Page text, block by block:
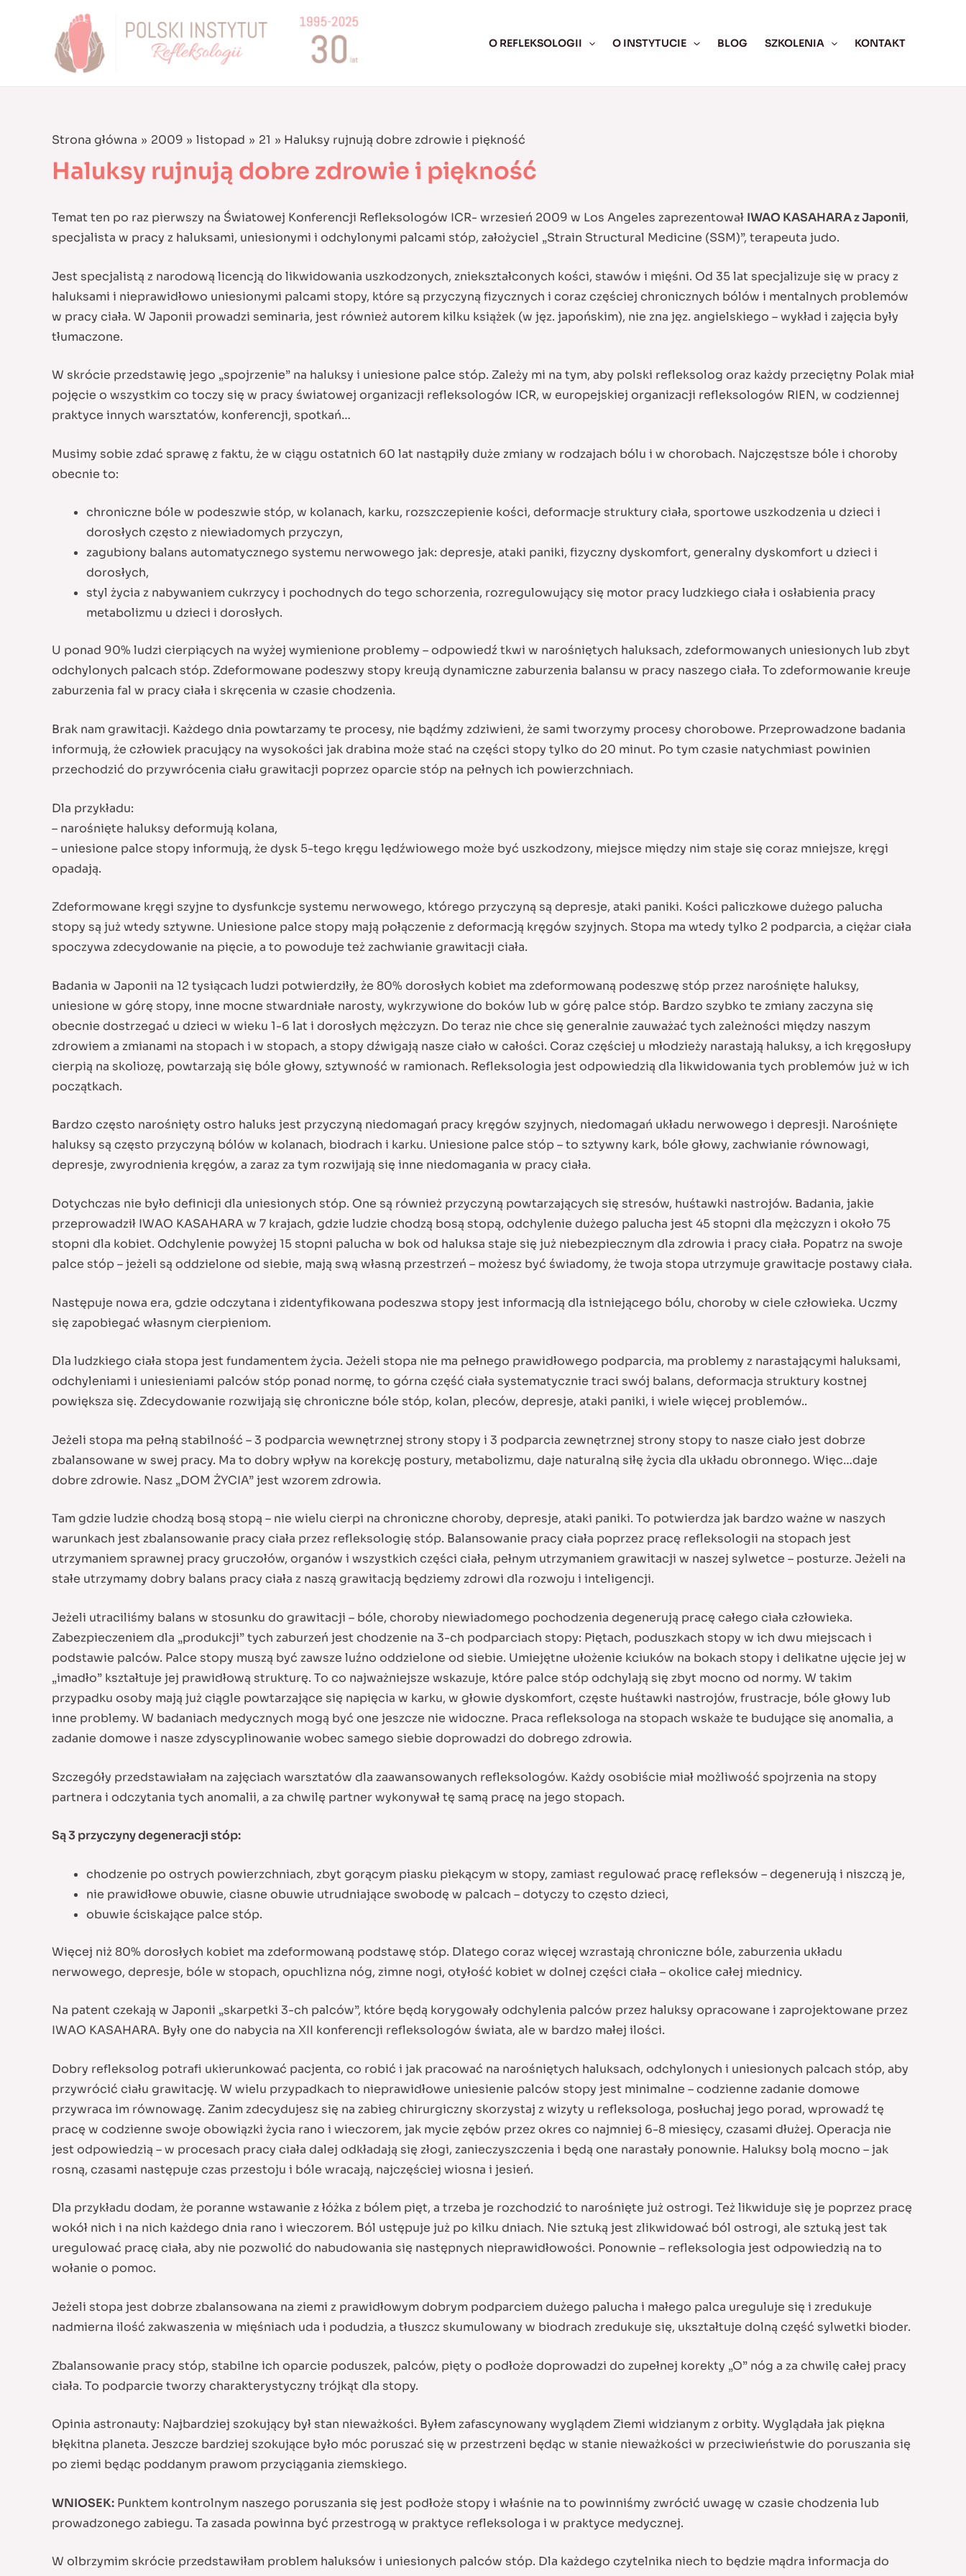
O REFLEKSOLOGII O INSTYTUCIE BLOG SZKOLENIA KONTAKT
Strona główna 2009 listopad 21 Haluksy rujnują dobre zdrowie i piękność
Haluksy rujnują dobre zdrowie i piękność
Temat ten po raz pierwszy na Światowej Konferencji Refleksologów ICR- wrzesień 2009 w Los Angeles zaprezentował IWAO KASAHARA z Japonii,
specjalista w pracy z haluksami, uniesionymi i odchylonymi palcami stóp, założyciel „Strain Structural Medicine (SSM)”, terapeuta judo.
Jest specjalistą z narodową licencją do likwidowania uszkodzonych, zniekształconych kości, stawów i mięśni. Od 35 lat specjalizuje się w pracy z
haluksami i nieprawidłowo uniesionymi palcami stopy, które są przyczyną fizycznych i coraz częściej chronicznych bólów i mentalnych problemów
w pracy ciała. W Japonii prowadzi seminaria, jest również autorem kilku książek (w jęz. japońskim), nie zna jęz. angielskiego – wykład i zajęcia były
tłumaczone.
W skrócie przedstawię jego „spojrzenie” na haluksy i uniesione palce stóp. Zależy mi na tym, aby polski refleksolog oraz każdy przeciętny Polak miał
pojęcie o wszystkim co toczy się w pracy światowej organizacji refleksologów ICR, w europejskiej organizacji refleksologów RIEN, w codziennej
praktyce innych warsztatów, konferencji, spotkań…
Musimy sobie zdać sprawę z faktu, że w ciągu ostatnich 60 lat nastąpiły duże zmiany w rodzajach bólu i w chorobach. Najczęstsze bóle i choroby
obecnie to:
chroniczne bóle w podeszwie stóp, w kolanach, karku, rozszczepienie kości, deformacje struktury ciała, sportowe uszkodzenia u dzieci i
dorosłych często z niewiadomych przyczyn,
zagubiony balans automatycznego systemu nerwowego jak: depresje, ataki paniki, fizyczny dyskomfort, generalny dyskomfort u dzieci i
dorosłych,
styl życia z nabywaniem cukrzycy i pochodnych do tego schorzenia, rozregulowujący się motor pracy ludzkiego ciała i osłabienia pracy
metabolizmu u dzieci i dorosłych.
U ponad 90% ludzi cierpiących na wyżej wymienione problemy – odpowiedź tkwi w narośniętych haluksach, zdeformowanych uniesionych lub zbyt
odchylonych palcach stóp. Zdeformowane podeszwy stopy kreują dynamiczne zaburzenia balansu w pracy naszego ciała. To zdeformowanie kreuje
zaburzenia fal w pracy ciała i skręcenia w czasie chodzenia.
Brak nam grawitacji. Każdego dnia powtarzamy te procesy, nie bądźmy zdziwieni, że sami tworzymy procesy chorobowe. Przeprowadzone badania
informują, że człowiek pracujący na wysokości jak drabina może stać na części stopy tylko do 20 minut. Po tym czasie natychmiast powinien
przechodzić do przywrócenia ciału grawitacji poprzez oparcie stóp na pełnych ich powierzchniach.
Dla przykładu:
– narośnięte haluksy deformują kolana,
– uniesione palce stopy informują, że dysk 5-tego kręgu lędźwiowego może być uszkodzony, miejsce między nim staje się coraz mniejsze, kręgi
opadają.
Zdeformowane kręgi szyjne to dysfunkcje systemu nerwowego, którego przyczyną są depresje, ataki paniki. Kości paliczkowe dużego palucha
stopy są już wtedy sztywne. Uniesione palce stopy mają połączenie z deformacją kręgów szyjnych. Stopa ma wtedy tylko 2 podparcia, a ciężar ciała
spoczywa zdecydowanie na pięcie, a to powoduje też zachwianie grawitacji ciała.
Badania w Japonii na 12 tysiącach ludzi potwierdziły, że 80% dorosłych kobiet ma zdeformowaną podeszwę stóp przez narośnięte haluksy,
uniesione w górę stopy, inne mocne stwardniałe narosty, wykrzywione do boków lub w górę palce stóp. Bardzo szybko te zmiany zaczyna się
obecnie dostrzegać u dzieci w wieku 1-6 lat i dorosłych mężczyzn. Do teraz nie chce się generalnie zauważać tych zależności między naszym
zdrowiem a zmianami na stopach i w stopach, a stopy dźwigają nasze ciało w całości. Coraz częściej u młodzieży narastają haluksy, a ich kręgosłupy
cierpią na skoliozę, powtarzają się bóle głowy, sztywność w ramionach. Refleksologia jest odpowiedzią dla likwidowania tych problemów już w ich
początkach.
Bardzo często narośnięty ostro haluks jest przyczyną niedomagań pracy kręgów szyjnych, niedomagań układu nerwowego i depresji. Narośnięte
haluksy są często przyczyną bólów w kolanach, biodrach i karku. Uniesione palce stóp – to sztywny kark, bóle głowy, zachwianie równowagi,
depresje, zwyrodnienia kręgów, a zaraz za tym rozwijają się inne niedomagania w pracy ciała.
Dotychczas nie było definicji dla uniesionych stóp. One są również przyczyną powtarzających się stresów, huśtawki nastrojów. Badania, jakie
przeprowadził IWAO KASAHARA w 7 krajach, gdzie ludzie chodzą bosą stopą, odchylenie dużego palucha jest 45 stopni dla mężczyzn i około 75
stopni dla kobiet. Odchylenie powyżej 15 stopni palucha w bok od haluksa staje się już niebezpiecznym dla zdrowia i pracy ciała. Popatrz na swoje
palce stóp – jeżeli są oddzielone od siebie, mają swą własną przestrzeń – możesz być świadomy, że twoja stopa utrzymuje grawitacje postawy ciała.
Następuje nowa era, gdzie odczytana i zidentyfikowana podeszwa stopy jest informacją dla istniejącego bólu, choroby w ciele człowieka. Uczmy
się zapobiegać własnym cierpieniom.
Dla ludzkiego ciała stopa jest fundamentem życia. Jeżeli stopa nie ma pełnego prawidłowego podparcia, ma problemy z narastającymi haluksami,
odchyleniami i uniesieniami palców stóp ponad normę, to górna część ciała systematycznie traci swój balans, deformacja struktury kostnej
powiększa się. Zdecydowanie rozwijają się chroniczne bóle stóp, kolan, pleców, depresje, ataki paniki, i wiele więcej problemów..
Jeżeli stopa ma pełną stabilność – 3 podparcia wewnętrznej strony stopy i 3 podparcia zewnętrznej strony stopy to nasze ciało jest dobrze
zbalansowane w swej pracy. Ma to dobry wpływ na korekcję postury, metabolizmu, daje naturalną siłę życia dla układu obronnego. Więc…daje
dobre zdrowie. Nasz „DOM ŻYCIA” jest wzorem zdrowia.
Tam gdzie ludzie chodzą bosą stopą – nie wielu cierpi na chroniczne choroby, depresje, ataki paniki. To potwierdza jak bardzo ważne w naszych
warunkach jest zbalansowanie pracy ciała przez refleksologię stóp. Balansowanie pracy ciała poprzez pracę refleksologii na stopach jest
utrzymaniem sprawnej pracy gruczołów, organów i wszystkich części ciała, pełnym utrzymaniem grawitacji w naszej sylwetce – posturze. Jeżeli na
stałe utrzymamy dobry balans pracy ciała z naszą grawitacją będziemy zdrowi dla rozwoju i inteligencji.
Jeżeli utraciliśmy balans w stosunku do grawitacji – bóle, choroby niewiadomego pochodzenia degenerują pracę całego ciała człowieka.
Zabezpieczeniem dla „produkcji” tych zaburzeń jest chodzenie na 3-ch podparciach stopy: Piętach, poduszkach stopy w ich dwu miejscach i
podstawie palców. Palce stopy muszą być zawsze luźno oddzielone od siebie. Umiejętne ułożenie kciuków na bokach stopy i delikatne ujęcie jej w
„imadło” kształtuje jej prawidłową strukturę. To co najważniejsze wskazuje, które palce stóp odchylają się zbyt mocno od normy. W takim
przypadku osoby mają już ciągle powtarzające się napięcia w karku, w głowie dyskomfort, częste huśtawki nastrojów, frustracje, bóle głowy lub
inne problemy. W badaniach medycznych mogą być one jeszcze nie widoczne. Praca refleksologa na stopach wskaże te budujące się anomalia, a
zadanie domowe i nasze zdyscyplinowanie wobec samego siebie doprowadzi do dobrego zdrowia.
Szczegóły przedstawiałam na zajęciach warsztatów dla zaawansowanych refleksologów. Każdy osobiście miał możliwość spojrzenia na stopy
partnera i odczytania tych anomalii, a za chwilę partner wykonywał tę samą pracę na jego stopach.
Są 3 przyczyny degeneracji stóp:
chodzenie po ostrych powierzchniach, zbyt gorącym piasku piekącym w stopy, zamiast regulować pracę refleksów – degenerują i niszczą je,
nie prawidłowe obuwie, ciasne obuwie utrudniające swobodę w palcach – dotyczy to często dzieci,
obuwie ściskające palce stóp.
Więcej niż 80% dorosłych kobiet ma zdeformowaną podstawę stóp. Dlatego coraz więcej wzrastają chroniczne bóle, zaburzenia układu
nerwowego, depresje, bóle w stopach, opuchlizna nóg, zimne nogi, otyłość kobiet w dolnej części ciała – okolice całej miednicy.
Na patent czekają w Japonii „skarpetki 3-ch palców”, które będą korygowały odchylenia palców przez haluksy opracowane i zaprojektowane przez
IWAO KASAHARA. Były one do nabycia na XII konferencji refleksologów świata, ale w bardzo małej ilości.
Dobry refleksolog potrafi ukierunkować pacjenta, co robić i jak pracować na narośniętych haluksach, odchylonych i uniesionych palcach stóp, aby
przywrócić ciału grawitację. W wielu przypadkach to nieprawidłowe uniesienie palców stopy jest minimalne – codzienne zadanie domowe
przywraca im równowagę. Zanim zdecydujesz się na zabieg chirurgiczny skorzystaj z wizyty u refleksologa, posłuchaj jego porad, wprowadź tę
pracę w codzienne swoje obowiązki życia rano i wieczorem, jak mycie zębów przez okres co najmniej 6-8 miesięcy, czasami dłużej. Operacja nie
jest odpowiedzią – w procesach pracy ciała dalej odkładają się złogi, zanieczyszczenia i będą one narastały ponownie. Haluksy bolą mocno – jak
rosną, czasami następuje czas przestoju i bóle wracają, najczęściej wiosna i jesień.
Dla przykładu dodam, że poranne wstawanie z łóżka z bólem pięt, a trzeba je rozchodzić to narośnięte już ostrogi. Też likwiduje się je poprzez pracę
wokół nich i na nich każdego dnia rano i wieczorem. Ból ustępuje już po kilku dniach. Nie sztuką jest zlikwidować ból ostrogi, ale sztuką jest tak
uregulować pracę ciała, aby nie pozwolić do nabudowania się następnych nieprawidłowości. Ponownie – refleksologia jest odpowiedzią na to
wołanie o pomoc.
Jeżeli stopa jest dobrze zbalansowana na ziemi z prawidłowym dobrym podparciem dużego palucha i małego palca ureguluje się i zredukuje
nadmierna ilość zakwaszenia w mięśniach uda i podudzia, a tłuszcz skumulowany w biodrach zredukuje się, ukształtuje dolną część sylwetki bioder.
Zbalansowanie pracy stóp, stabilne ich oparcie poduszek, palców, pięty o podłoże doprowadzi do zupełnej korekty „O” nóg a za chwilę całej pracy
ciała. To podparcie tworzy charakterystyczny trójkąt dla stopy.
Opinia astronauty: Najbardziej szokujący był stan nieważkości. Byłem zafascynowany wyglądem Ziemi widzianym z orbity. Wyglądała jak piękna
błękitna planeta. Jeszcze bardziej szokujące było móc poruszać się w przestrzeni będąc w stanie nieważkości w przeciwieństwie do poruszania się
po ziemi będąc poddanym prawom przyciągania ziemskiego.
WNIOSEK: Punktem kontrolnym naszego poruszania się jest podłoże stopy i właśnie na to powinniśmy zwrócić uwagę w czasie chodzenia lub
prowadzonego zabiegu. Ta zasada powinna być przestrogą w praktyce refleksologa i w praktyce medycznej.
W olbrzymim skrócie przedstawiłam problem haluksów i uniesionych palców stóp. Dla każdego czytelnika niech to będzie mądra informacja do